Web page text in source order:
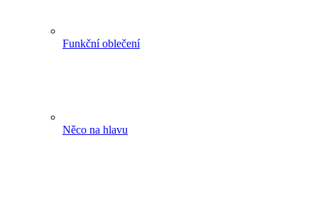
Funkční oblečení
Něco na hlavu